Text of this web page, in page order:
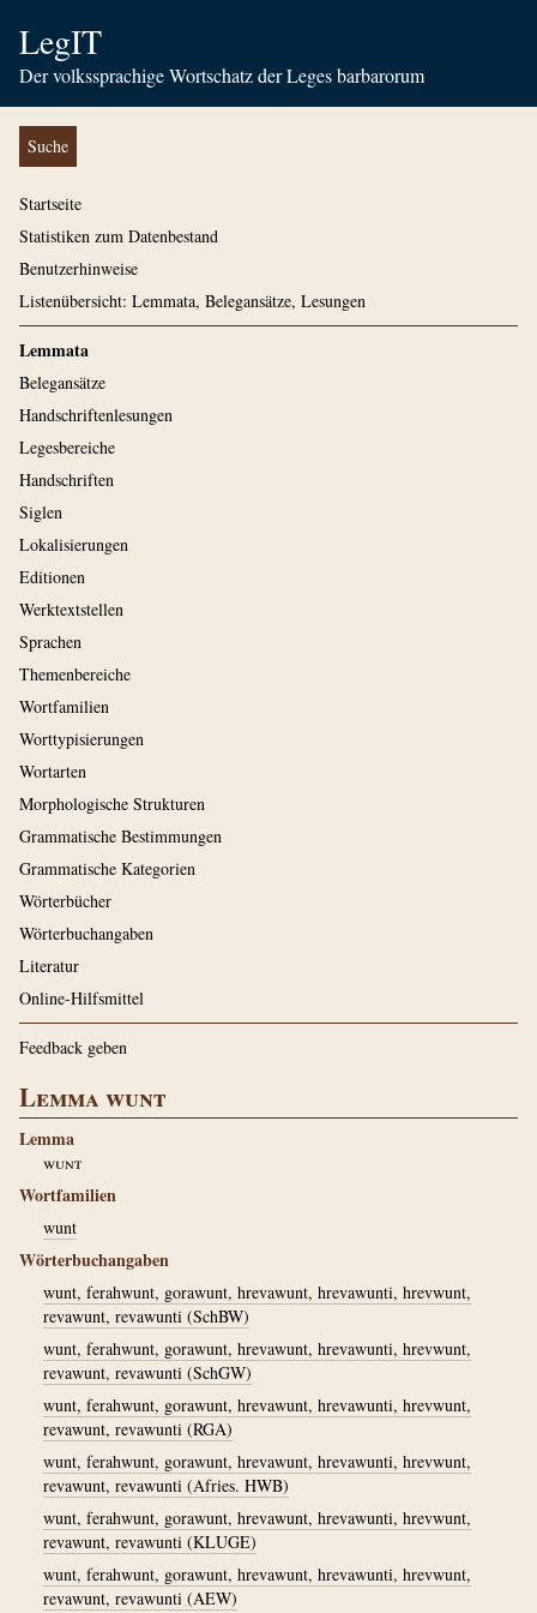
LegIT
Der volkssprachige Wortschatz der Leges barbarorum
Suche
Startseite
Statistiken zum Datenbestand
Benutzerhinweise
Listenübersicht: Lemmata, Belegansätze, Lesungen
Lemmata
Belegansätze
Handschriftenlesungen
Legesbereiche
Handschriften
Siglen
Lokalisierungen
Editionen
Werktextstellen
Sprachen
Themenbereiche
Wortfamilien
Worttypisierungen
Wortarten
Morphologische Strukturen
Grammatische Bestimmungen
Grammatische Kategorien
Wörterbücher
Wörterbuchangaben
Literatur
Online-Hilfsmittel
Feedback geben
Lemma wunt
Lemma
wunt
Wortfamilien
wunt
Wörterbuchangaben
wunt, ferahwunt, gorawunt, hrevawunt, hrevawunti, hrevwunt,
revawunt, revawunti (SchBW)
wunt, ferahwunt, gorawunt, hrevawunt, hrevawunti, hrevwunt,
revawunt, revawunti (SchGW)
wunt, ferahwunt, gorawunt, hrevawunt, hrevawunti, hrevwunt,
revawunt, revawunti (RGA)
wunt, ferahwunt, gorawunt, hrevawunt, hrevawunti, hrevwunt,
revawunt, revawunti (Afries. HWB)
wunt, ferahwunt, gorawunt, hrevawunt, hrevawunti, hrevwunt,
revawunt, revawunti (KLUGE)
wunt, ferahwunt, gorawunt, hrevawunt, hrevawunti, hrevwunt,
revawunt, revawunti (AEW)